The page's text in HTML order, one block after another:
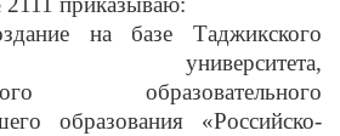
на базе Таджикского
университета,
образовательного
образования «Российско-